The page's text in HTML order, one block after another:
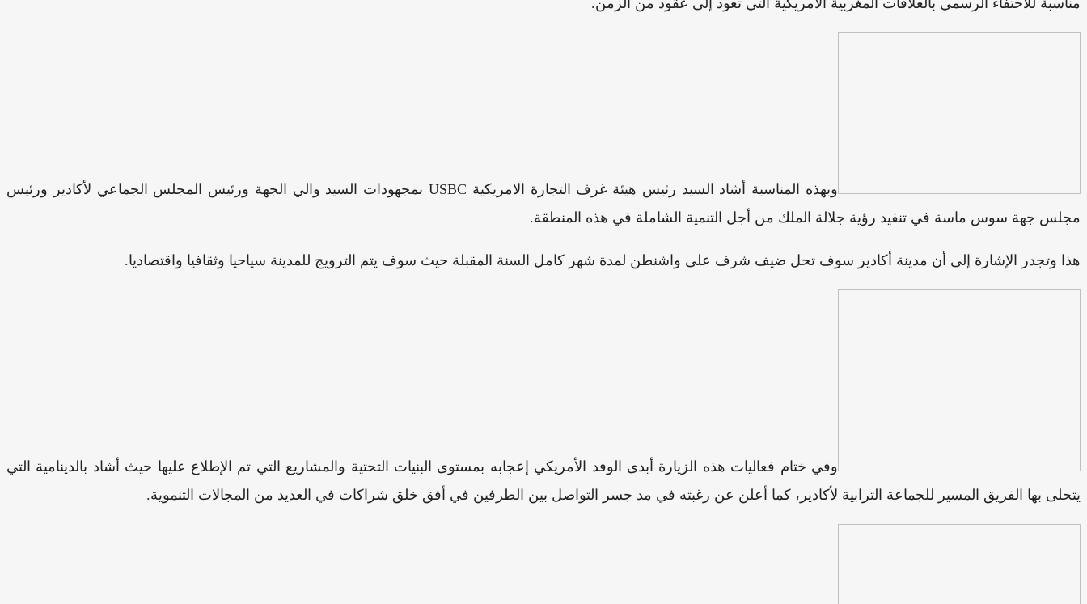
مناسبة للاحتفاء الرسمي بالعلاقات المغربية الأمريكية التي تعود إلى عقود من الزمن.
وبهذه المناسبة أشاد السيد رئيس هيئة غرف التجارة الامريكية USBC بمجهودات السيد والي الجهة ورئيس المجلس الجماعي لأكادير ورئيس
مجلس جهة سوس ماسة في تنفيد رؤية جلالة الملك من أجل التنمية الشاملة في هذه المنطقة.
هذا وتجدر الإشارة إلى أن مدينة أكادير سوف تحل ضيف شرف على واشنطن لمدة شهر كامل السنة المقبلة حيث سوف يتم الترويج للمدينة سياحيا وثقافيا واقتصاديا.
وفي ختام فعاليات هذه الزيارة أبدى الوفد الأمريكي إعجابه بمستوى البنيات التحتية والمشاريع التي تم الإطلاع عليها حيث أشاد بالدينامية التي
يتحلى بها الفريق المسير للجماعة الترابية لأكادير، كما أعلن عن رغبته في مد جسر التواصل بين الطرفين في أفق خلق شراكات في العديد من المجالات التنموية.